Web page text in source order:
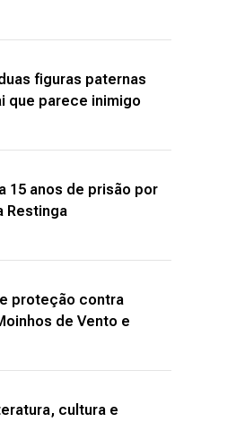
figuras paternas
que parece inimigo
15 anos de prisão por
Restinga
proteção contra
de Vento e
cultura e